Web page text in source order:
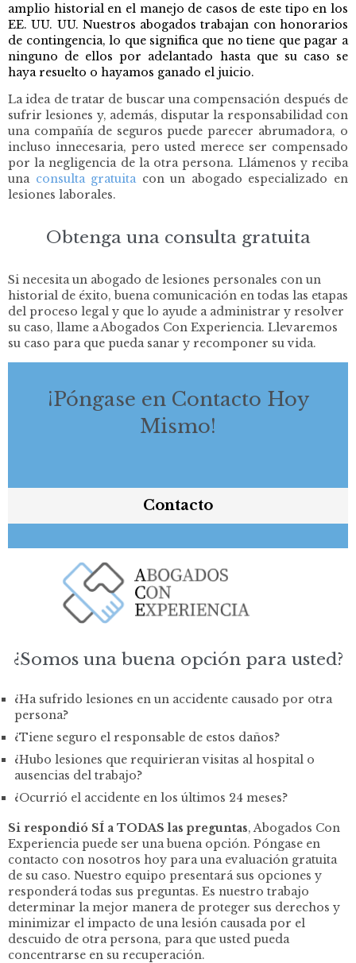
amplio historial en el manejo de casos de este tipo en los
EE. UU. UU. Nuestros abogados trabajan con honorarios
de contingencia, lo que significa que no tiene que pagar a
ninguno de ellos por adelantado hasta que su caso se
haya resuelto o hayamos ganado el juicio.
La idea de tratar de buscar una compensación después de
sufrir lesiones y, además, disputar la responsabilidad con
una compañía de seguros puede parecer abrumadora, o
incluso innecesaria, pero usted merece ser compensado
por la negligencia de la otra persona. Llámenos y reciba
una consulta gratuitacon un abogado especializado en
lesiones laborales.
Obtenga una consulta gratuita
Si necesita un abogado de lesiones personales con un
historial de éxito, buena comunicación en todas las etapas
del proceso legal y que lo ayude a administrar y resolver
su caso, llame a Abogados Con Experiencia. Llevaremos
su caso para que pueda sanar y recomponer su vida.
¡Póngase en Contacto Hoy
Mismo!
Contacto
¿Somos una buena opción para usted?
¿Ha sufrido lesiones en un accidente causado por otra
persona?
¿Tiene seguro el responsable de estos daños?
¿Hubo lesiones que requirieran visitas al hospital o
ausencias del trabajo?
¿Ocurrió el accidente en los últimos 24 meses?
Si respondió SÍ a TODAS las preguntas, Abogados Con
Experiencia puede ser una buena opción. Póngase en
contacto con nosotros hoy para una evaluación gratuita
de su caso. Nuestro equipo presentará sus opciones y
responderá todas sus preguntas. Es nuestro trabajo
determinar la mejor manera de proteger sus derechos y
minimizar el impacto de una lesión causada por el
descuido de otra persona, para que usted pueda
concentrarse en su recuperación.